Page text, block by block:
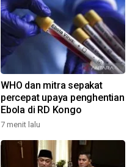
WHO dan mitra sepakat
percepat upaya penghentian
Ebola di RD Kongo
7 menit lalu